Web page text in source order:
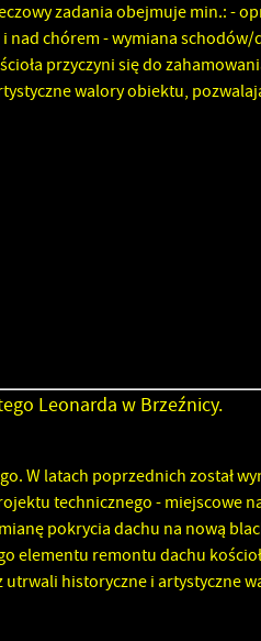
zadania obejmuje min.: -
nad chórem - wymiana
przyczyni się do
walory obiektu,
Leonarda w Brzeźnicy.
W latach poprzednich został
technicznego - miejscowe
pokrycia dachu na nową
elementu remontu dachu
historyczne i artystyczne